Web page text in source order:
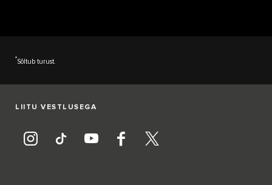
*Sõltub turust.
LIITU VESTLUSEGA